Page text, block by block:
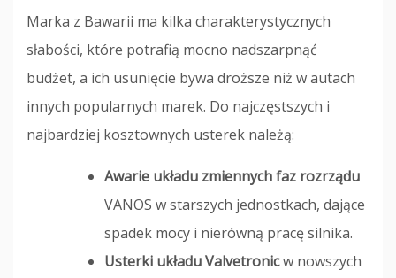
Marka z Bawarii ma kilka charakterystycznych
słabości, które potrafią mocno nadszarpnąć
budżet, a ich usunięcie bywa droższe niż w autach
innych popularnych marek. Do najczęstszych i
najbardziej kosztownych usterek należą:
Awarie układu zmiennych faz rozrządu
VANOS w starszych jednostkach, dające
spadek mocy i nierówną pracę silnika.
Usterki układu Valvetronicw nowszych